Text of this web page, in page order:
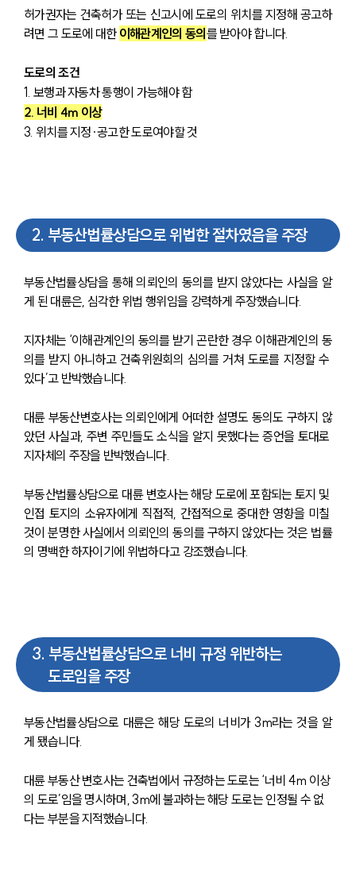
센터소개
오시는 길
고객의 소리
업무사례
허가권자는 건축허가 또는 신고시에 도로의 위치를 지정해 공고하
려면 그 도로에 대한 이해관계인의 동의 를 받아야 합니다.
도로의 조건
1. 보행과 자동차 통행이 가능해야 함
2. 너비 4m 이상
3. 위치를 지정∙공고한 도로여야할 것
2. 부동산법률상담으로 위법한 절차였음을 주장
부동산법률상담을 통해 의뢰인의 동의를 받지 않았다는 사실을 알
게 된 대륜은, 심각한 위법 행위임을 강력하게 주장했습니다.
지자체는 ‘이해관계인의 동의를 받기 곤란한 경우 이해관계인의 동
의를 받지 아니하고 건축위원회의 심의를 거쳐 도로를 지정할 수
있다’고 반박했습니다.
대륜 부동산변호사는 의뢰인에게 어떠한 설명도 동의도 구하지 않
았던 사실과, 주변 주민들도 소식을 알지 못했다는 증언을 토대로
지자체의 주장을 반박했습니다.
부동산법률상담으로 대륜 변호사는 해당 도로에 포함되는 토지 및
인접 토지의 소유자에게 직접적, 간접적으로 중대한 영향을 미칠
것이 분명한 사실에서 의뢰인의 동의를 구하지 않았다는 것은 법률
의 명백한 하자이기에 위법하다고 강조했습니다.
3. 부동산법률상담으로 너비 규정 위반하는
도로임을 주장
부동산법률상담으로 대륜은 해당 도로의 너비가 3m라는 것을 알
게 됐습니다.
대륜 부동산 변호사는 건축법에서 규정하는 도로는 ‘너비 4m 이상
의 도로’임을 명시하며, 3m에 불과하는 해당 도로는 인정될 수 없
다는 부분을 지적했습니다.